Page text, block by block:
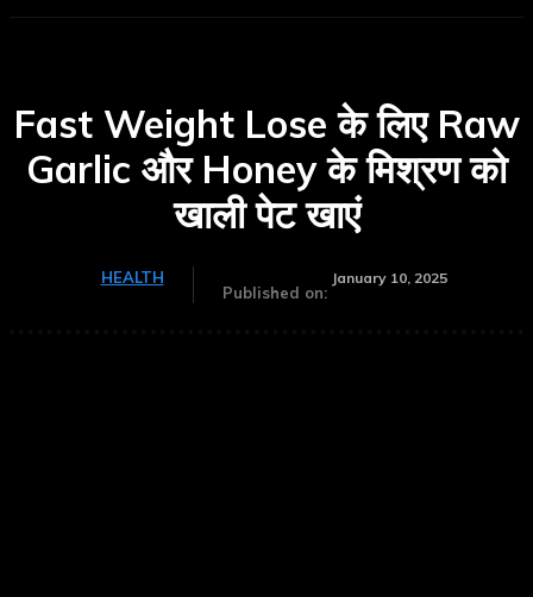
Fast Weight Lose के लिए Raw
Garlic और Honey के मिश्रण को
खाली पेट खाएं
HEALTH
Published on:
January 10, 2025